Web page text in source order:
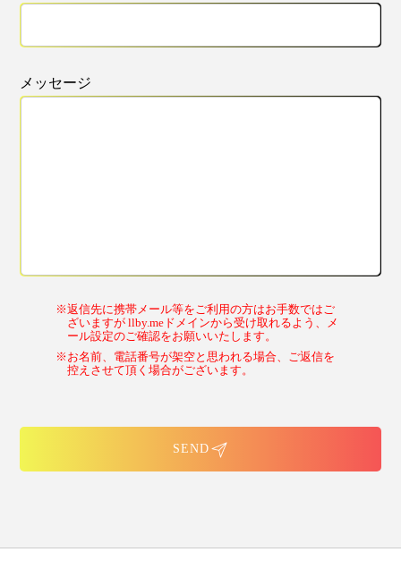
メッセージ
※返信先に携帯メール等をご利用の方はお手数ではご
ざいますが llby.meドメインから受け取れるよう、メ
ール設定のご確認をお願いいたします。
※お名前、電話番号が架空と思われる場合、ご返信を
控えさせて頂く場合がございます。
SEND